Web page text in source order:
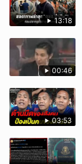
13:18
00:46
03:53